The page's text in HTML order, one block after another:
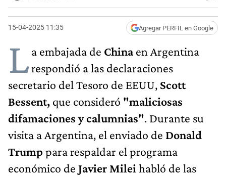
15-04-2025 11:35 Agregar PERFIL en Google
La embajada de Chinaen Argentina
respondió a las declaraciones
secretario del Tesoro de EEUU, Scott
Bessent, que consideró "maliciosas
difamaciones y calumnias". Durante su
visita a Argentina, el enviado de Donald
Trump para respaldar el programa
económico de Javier Milei habló de las